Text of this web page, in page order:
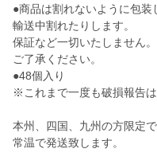
●商品は割れないように包装
輸送中割れたりします。
保証など一切いたしません。
ご了承ください。
●48個入り
※これまで一度も破損報告は
本州、四国、九州の方限定で
常温で発送致します。